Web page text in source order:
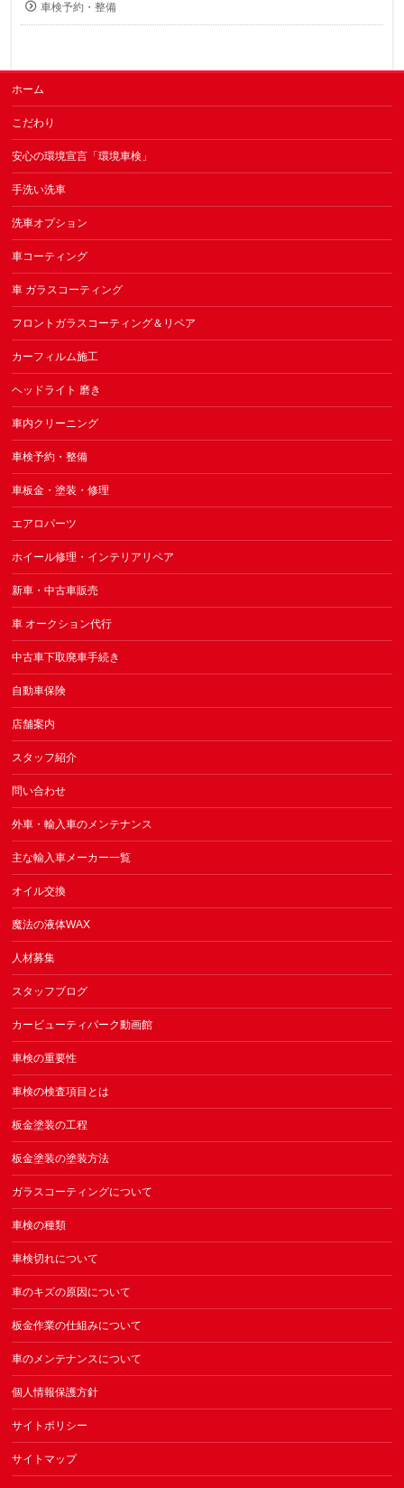
車検予約・整備
ホーム
こだわり
安心の環境宣言「環境車検」
手洗い洗車
洗車オプション
車コーティング
車 ガラスコーティング
フロントガラスコーティング＆リペア
カーフィルム施工
ヘッドライト 磨き
車内クリーニング
車検予約・整備
車板金・塗装・修理
エアロパーツ
ホイール修理・インテリアリペア
新車・中古車販売
車 オークション代行
中古車下取廃車手続き
自動車保険
店舗案内
スタッフ紹介
問い合わせ
外車・輸入車のメンテナンス
主な輸入車メーカー一覧
オイル交換
魔法の液体WAX
人材募集
スタッフブログ
カービューティパーク動画館
車検の重要性
車検の検査項目とは
板金塗装の工程
板金塗装の塗装方法
ガラスコーティングについて
車検の種類
車検切れについて
車のキズの原因について
板金作業の仕組みについて
車のメンテナンスについて
個人情報保護方針
サイトポリシー
サイトマップ